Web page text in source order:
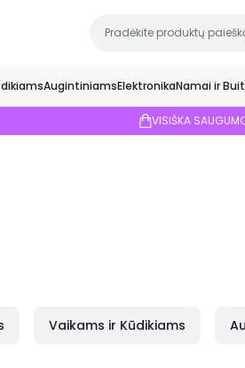
AugintiniamsElektronikaNamai ir
VISIŠKA
Vaikams ir Kūdikiams